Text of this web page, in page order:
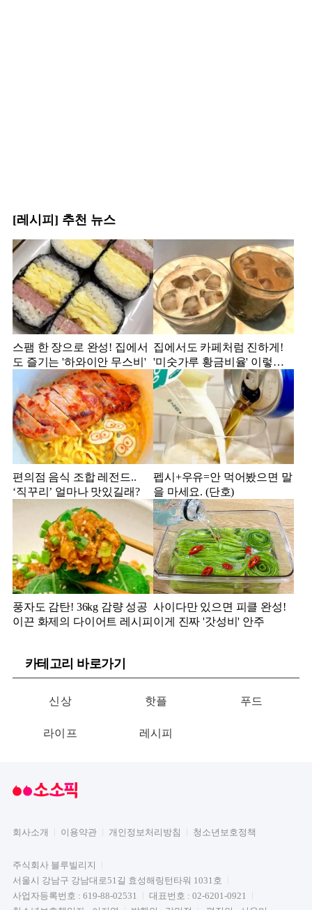
[레시피] 추천 뉴스
스팸 한 장으로 완성! 집에서
도 즐기는 '하와이안 무스비'
집에서도 카페처럼 진하게!
'미숫가루 황금비율' 이렇게
만 해보세요!
편의점 음식 조합 레전드..
‘직꾸리’ 얼마나 맛있길래?
펩시+우유=안 먹어봤으면 말
을 마세요. (단호)
풍자도 감탄! 36kg 감량 성공
이끈 화제의 다이어트 레시피
사이다만 있으면 피클 완성!
이게 진짜 '갓성비' 안주
카테고리 바로가기
신상 핫플 푸드
라이프 레시피
회사소개 이용약관 개인정보처리방침 청소년보호정책
주식회사 블루빌리지
서울시 강남구 강남대로51길 효성해링턴타워 1031호
사업자등록번호 : 619-88-02531
대표번호 : 02-6201-0921